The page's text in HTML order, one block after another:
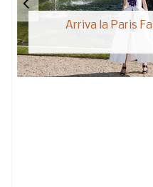
Arriva la Paris